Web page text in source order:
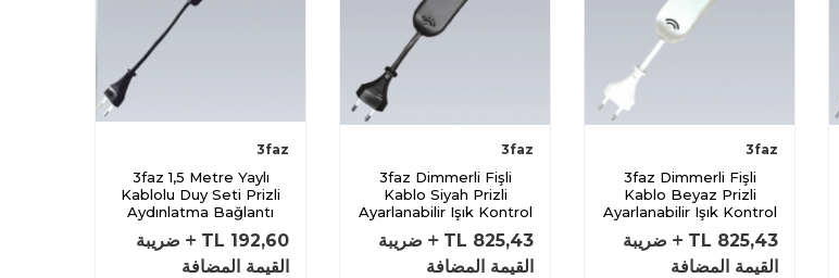
3faz
3faz Dimmerli Fişli
Kablo Beyaz Prizli
Ayarlanabilir Işık Kontrol
825,43
ضريبة
القيمة المضافة
3faz
3faz Dimmerli Fişli
Kablo Siyah Prizli
Ayarlanabilir Işık Kontrol
825,43
ضريبة
القيمة المضافة
3faz
3faz 1,5 Metre Yaylı
Kablolu Duy Seti Prizli
Aydınlatma Bağlantı
192,60
ضريبة
القيمة المضافة